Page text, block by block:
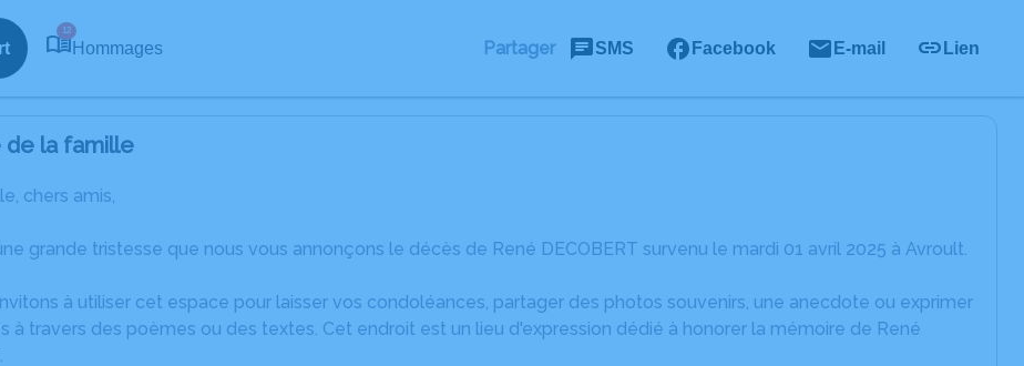
12
Hommages Partager SMS Facebook E-mail Lien
de la famille
chers amis,
grande tristesse que nous vous annonçons le décès de René DECOBERT survenu le mardi 01 avril 2025 à Avroult.
à utiliser cet espace pour laisser vos condoléances, partager des photos souvenirs, une anecdote ou exprimer
à travers des poèmes ou des textes. Cet endroit est un lieu d'expression dédié à honorer la mémoire de René